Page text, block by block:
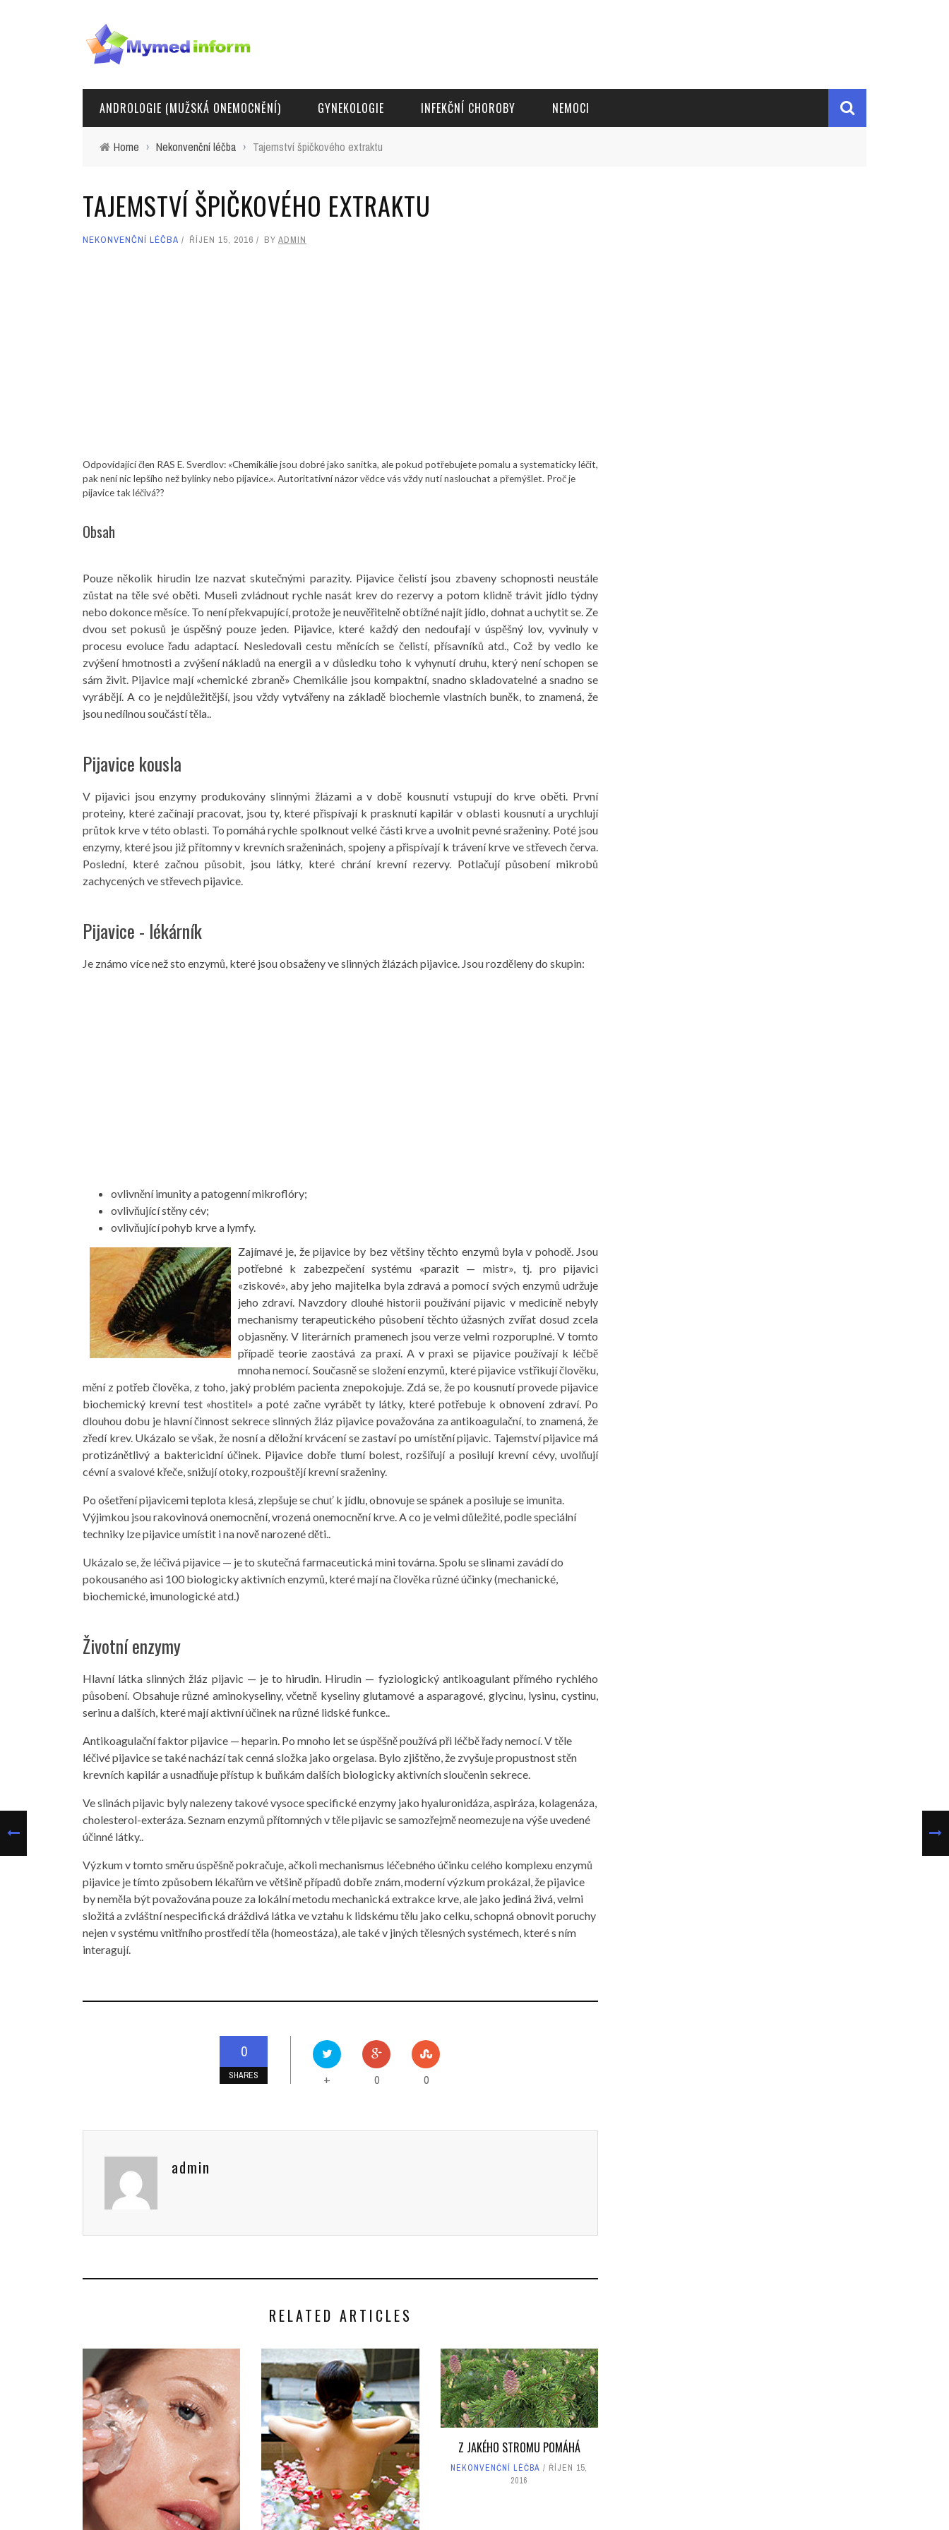
ANDROLOGIE (MUŽSKÁ ONEMOCNĚNÍ) GYNEKOLOGIE INFEKČNÍ CHOROBY NEMOCI
Home › Nekonvenční léčba › Tajemství špičkového extraktu
TAJEMSTVÍ ŠPIČKOVÉHO EXTRAKTU
NEKONVENČNÍ LÉČBA ŘÍJEN 15, 2016 BY ADMIN
Odpovídající člen RAS E. Sverdlov: «Chemikálie jsou dobré jako sanitka, ale pokud potřebujete pomalu a systematicky léčit,
pak není nic lepšího než bylinky nebo pijavice.». Autoritativní názor vědce vás vždy nutí naslouchat a přemýšlet. Proč je
pijavice tak léčivá??
Obsah
Pouze několik hirudin lze nazvat skutečnými parazity. Pijavice čelistí jsou zbaveny schopnosti neustále
zůstat na těle své oběti. Museli zvládnout rychle nasát krev do rezervy a potom klidně trávit jídlo týdny
nebo dokonce měsíce. To není překvapující, protože je neuvěřitelně obtížné najít jídlo, dohnat a uchytit se. Ze
dvou set pokusů je úspěšný pouze jeden. Pijavice, které každý den nedoufají v úspěšný lov, vyvinuly v
procesu evoluce řadu adaptací. Nesledovali cestu měnících se čelistí, přísavníků atd., Což by vedlo ke
zvýšení hmotnosti a zvýšení nákladů na energii a v důsledku toho k vyhynutí druhu, který není schopen se
sám živit. Pijavice mají «chemické zbraně» Chemikálie jsou kompaktní, snadno skladovatelné a snadno se
vyrábějí. A co je nejdůležitější, jsou vždy vytvářeny na základě biochemie vlastních buněk, to znamená, že
jsou nedílnou součástí těla..
Pijavice kousla
V pijavici jsou enzymy produkovány slinnými žlázami a v době kousnutí vstupují do krve oběti. První
proteiny, které začínají pracovat, jsou ty, které přispívají k prasknutí kapilár v oblasti kousnutí a urychlují
průtok krve v této oblasti. To pomáhá rychle spolknout velké části krve a uvolnit pevné sraženiny. Poté jsou
enzymy, které jsou již přítomny v krevních sraženinách, spojeny a přispívají k trávení krve ve střevech červa.
Poslední, které začnou působit, jsou látky, které chrání krevní rezervy. Potlačují působení mikrobů
zachycených ve střevech pijavice.
Pijavice - lékárník
Je známo více než sto enzymů, které jsou obsaženy ve slinných žlázách pijavice. Jsou rozděleny do skupin:
ovlivnění imunity a patogenní mikroflóry;
ovlivňující stěny cév;
ovlivňující pohyb krve a lymfy.
Zajímavé je, že pijavice by bez většiny těchto enzymů byla v pohodě. Jsou
potřebné k zabezpečení systému «parazit — mistr», tj. pro pijavici
«ziskové», aby jeho majitelka byla zdravá a pomocí svých enzymů udržuje
jeho zdraví. Navzdory dlouhé historii používání pijavic v medicíně nebyly
mechanismy terapeutického působení těchto úžasných zvířat dosud zcela
objasněny. V literárních pramenech jsou verze velmi rozporuplné. V tomto
případě teorie zaostává za praxí. A v praxi se pijavice používají k léčbě
mnoha nemocí. Současně se složení enzymů, které pijavice vstřikují člověku,
mění z potřeb člověka, z toho, jaký problém pacienta znepokojuje. Zdá se, že po kousnutí provede pijavice
biochemický krevní test «hostitel» a poté začne vyrábět ty látky, které potřebuje k obnovení zdraví. Po
dlouhou dobu je hlavní činnost sekrece slinných žláz pijavice považována za antikoagulační, to znamená, že
zředí krev. Ukázalo se však, že nosní a děložní krvácení se zastaví po umístění pijavic. Tajemství pijavice má
protizánětlivý a baktericidní účinek. Pijavice dobře tlumí bolest, rozšiřují a posilují krevní cévy, uvolňují
cévní a svalové křeče, snižují otoky, rozpouštějí krevní sraženiny.
Po ošetření pijavicemi teplota klesá, zlepšuje se chuť k jídlu, obnovuje se spánek a posiluje se imunita.
Výjimkou jsou rakovinová onemocnění, vrozená onemocnění krve. A co je velmi důležité, podle speciální
techniky lze pijavice umístit i na nově narozené děti..
Ukázalo se, že léčivá pijavice — je to skutečná farmaceutická mini továrna. Spolu se slinami zavádí do
pokousaného asi 100 biologicky aktivních enzymů, které mají na člověka různé účinky (mechanické,
biochemické, imunologické atd.)
Životní enzymy
Hlavní látka slinných žláz pijavic — je to hirudin. Hirudin — fyziologický antikoagulant přímého rychlého
působení. Obsahuje různé aminokyseliny, včetně kyseliny glutamové a asparagové, glycinu, lysinu, cystinu,
serinu a dalších, které mají aktivní účinek na různé lidské funkce..
Antikoagulační faktor pijavice — heparin. Po mnoho let se úspěšně používá při léčbě řady nemocí. V těle
léčivé pijavice se také nachází tak cenná složka jako orgelasa. Bylo zjištěno, že zvyšuje propustnost stěn
krevních kapilár a usnadňuje přístup k buňkám dalších biologicky aktivních sloučenin sekrece.
Ve slinách pijavic byly nalezeny takové vysoce specifické enzymy jako hyaluronidáza, aspiráza, kolagenáza,
cholesterol-exteráza. Seznam enzymů přítomných v těle pijavic se samozřejmě neomezuje na výše uvedené
účinné látky..
Výzkum v tomto směru úspěšně pokračuje, ačkoli mechanismus léčebného účinku celého komplexu enzymů
pijavice je tímto způsobem lékařům ve většině případů dobře znám, moderní výzkum prokázal, že pijavice
by neměla být považována pouze za lokální metodu mechanická extrakce krve, ale jako jediná živá, velmi
složitá a zvláštní nespecifická dráždivá látka ve vztahu k lidskému tělu jako celku, schopná obnovit poruchy
nejen v systému vnitřního prostředí těla (homeostáza), ale také v jiných tělesných systémech, které s ním
interagují.
0
SHARES + 0 0
admin
RELATED ARTICLES
Z JAKÉHO STROMU POMÁHÁ
NEKONVENČNÍ LÉČBA
ŘÍJEN 15,
2016